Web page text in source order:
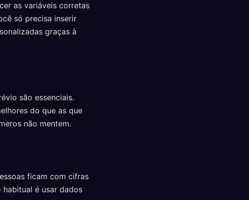
as variáveis corretas
só precisa inserir
graças à
são essenciais.
do que as que
não mentem.
ficam com cifras
é usar dados